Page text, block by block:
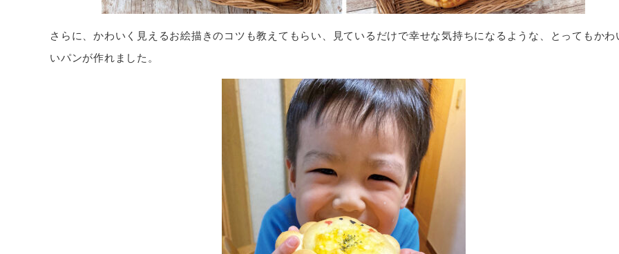
さらに、かわいく見えるお絵描きのコツも教えてもらい、見ているだけで幸せな気持ちになるような、とってもかわ
いパンが作れました。